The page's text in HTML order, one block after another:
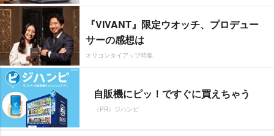
『VIVANT』限定ウオッチ、プロデュー
サーの感想は
オリコンタイアップ特集
自販機にピッ！ですぐに買えちゃう
（PR）ジハンピ